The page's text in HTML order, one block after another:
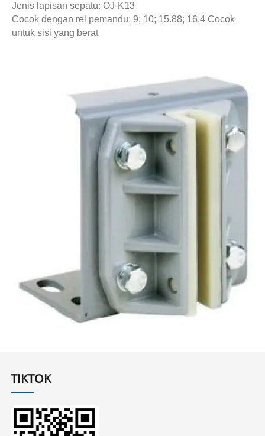
Jenis lapisan sepatu: OJ-K13
Cocok dengan rel pemandu: 9; 10; 15.88; 16.4 Cocok
untuk sisi yang berat
TIKTOK